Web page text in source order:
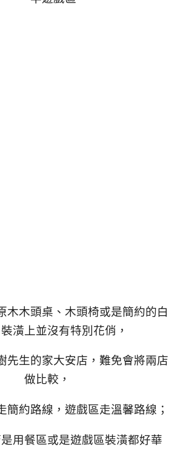
木木頭桌、木頭椅或是簡約的白
潢上並沒有特別花俏，
先生的家大安店，難免會將兩店
做比較，
簡約路線，遊戲區走溫馨路線；
用餐區或是遊戲區裝潢都好華